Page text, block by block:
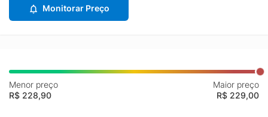
Monitorar Preço
Menor preço
R$ 228,90
Maior preço
R$ 229,00